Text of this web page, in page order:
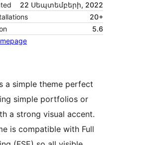
22 Սեպտեմբերի, 2022
20+
5.6
a simple theme perfect
simple portfolios or
a strong visual accent.
is compatible with Full